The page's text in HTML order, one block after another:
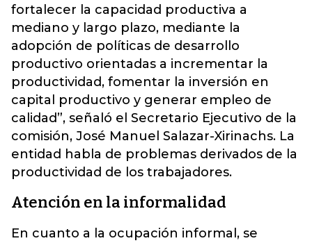
fortalecer la capacidad productiva a
mediano y largo plazo, mediante la
adopción de políticas de desarrollo
productivo orientadas a incrementar la
productividad, fomentar la inversión en
capital productivo y generar empleo de
calidad”, señaló el Secretario Ejecutivo de la
comisión, José Manuel Salazar-Xirinachs. La
entidad habla de problemas derivados de la
productividad de los trabajadores.
Atención en la informalidad
En cuanto a la ocupación informal, se